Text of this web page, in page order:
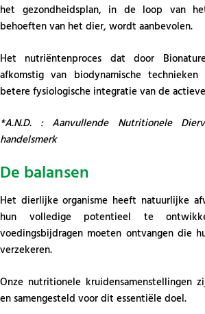
het gezondheidsplan, in de loop van
behoeften van het dier, wordt aanbevolen.
Het nutriëntenproces dat door
afkomstig van biodynamische
betere fysiologische integratie van de
*A.N.D. : Aanvullende Nutritionele
handelsmerk
De balansen
Het dierlijke organisme heeft natuurlijke
hun volledige potentieel te
voedingsbijdragen moeten ontvangen die
verzekeren.
Onze nutritionele kruidensamenstellingen
en samengesteld voor dit essentiële doel.